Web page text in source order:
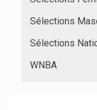
Sélections
Sélections
WNBA